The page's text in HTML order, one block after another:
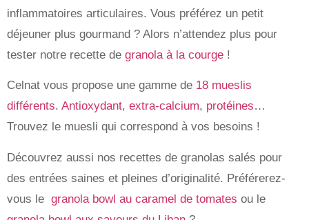
inflammatoires articulaires. Vous préférez un petit
déjeuner plus gourmand ? Alors n’attendez plus pour
tester notre recette de granola à la courge !
Celnat vous propose une gamme de 18 mueslis
différents. Antioxydant, extra-calcium, protéines…
Trouvez le muesli qui correspond à vos besoins !
Découvrez aussi nos recettes de granolas salés pour
des entrées saines et pleines d’originalité. Préférerez-
vous le granola bowl au caramel de tomates ou le